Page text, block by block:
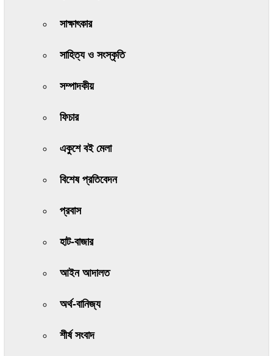
সাক্ষাৎকার
সাহিত্য ও সংস্কৃতি
সম্পাদকীয়
ফিচার
একুশে বই মেলা
বিশেষ প্রতিবেদন
প্রবাস
হাট-বাজার
আইন আদালত
অর্থ-বানিজ্য
শীর্ষ সংবাদ